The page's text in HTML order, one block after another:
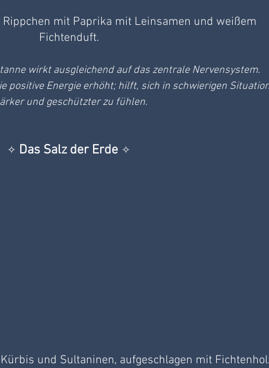
mit Paprika mit Leinsamen und weißem
Fichtenduft.
wirkt ausgleichend auf das zentrale Nervensystem.
positive Energie erhöht; hilft, sich in schwierigen
und geschützter zu fühlen.
✧ Das Salz der Erde ✧
und Sultaninen, aufgeschlagen mit